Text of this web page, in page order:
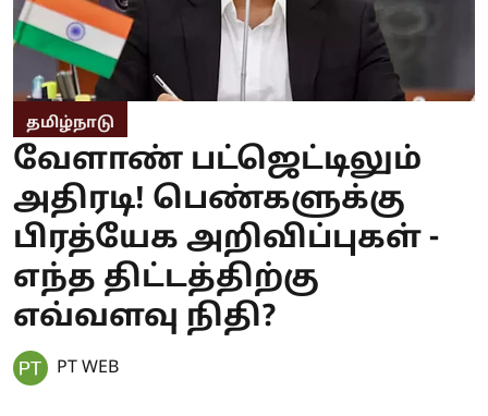
தமிழ்நாடு
வேளாண் பட்ஜெட்டிலும்
அதிரடி! பெண்களுக்கு
பிரத்யேக அறிவிப்புகள் -
எந்த திட்டத்திற்கு
எவ்வளவு நிதி?
PT WEB